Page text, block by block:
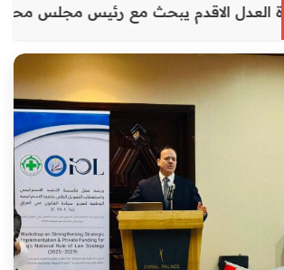
العدل الاقدم يبحث مع رئيس مجلس